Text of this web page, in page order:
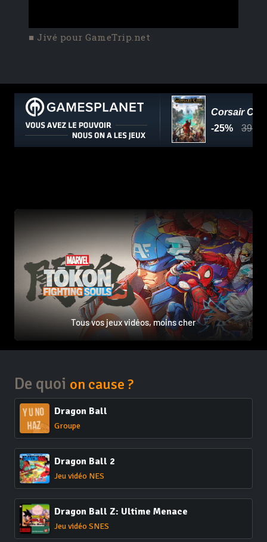
■ Jivé pour GameTrip.net
Tous vos jeux vidéos, moins cher
De quoi on cause ?
Dragon Ball
Groupe
Dragon Ball 2
Jeu vidéo NES
Dragon Ball Z: Ultime Menace
Jeu vidéo SNES